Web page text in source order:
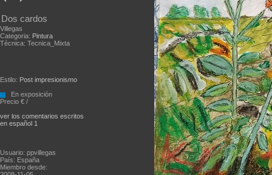
Dos cardos
Villegas
Categoria: Pintura
Técnica: Tecnica_Mixta
Estilo: Post impresionismo
En exposición
Precio € /
ver los comentarios escritos
en español 1
Usuario: ppvillegas
País: España
Miembro desde: